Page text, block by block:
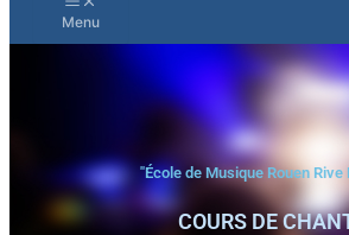
"École de Musique Rouen Rive
COURS DE